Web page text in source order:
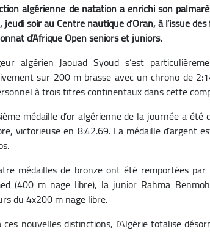
algérienne de natation a enrichi son
jeudi soir au Centre nautique d’Oran, à l’issue
d’Afrique Open seniors et juniors.
algérien Jaouad Syoud s’est
sur 200 m brasse avec un chrono de
à trois titres continentaux dans cette
médaille d’or algérienne de la journée a
victorieuse en 8:42.69. La médaille d’argent
médailles de bronze ont été remportées
(400 m nage libre), la junior Rahma
du 4x200 m nage libre.
ces nouvelles distinctions, l’Algérie totalise